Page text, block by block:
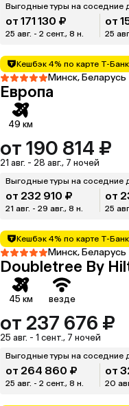
Выгодные туры на соседние
от 171 130 ₽
25 авг. - 2 сент., 8 н.
от
25
Кешбэк 4% по карте Т-
Минск, Беларусь
Европа
49 км
от 190 814 ₽
21 авг. - 28 авг., 7 ночей
Выгодные туры на соседние
от 232 910 ₽
21 авг. - 29 авг., 8 н.
от
25
Кешбэк 4% по карте Т-
Минск, Беларусь
Doubletree By
45 км везде
от 237 676 ₽
25 авг. - 1 сент., 7 ночей
Выгодные туры на соседние
от 264 860 ₽
25 авг. - 2 сент., 8 н.
от
20